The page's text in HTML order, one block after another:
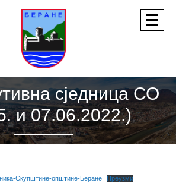
сједница СО
и 07.06.2022.)
Скупштине-општине-Беране
Преузми